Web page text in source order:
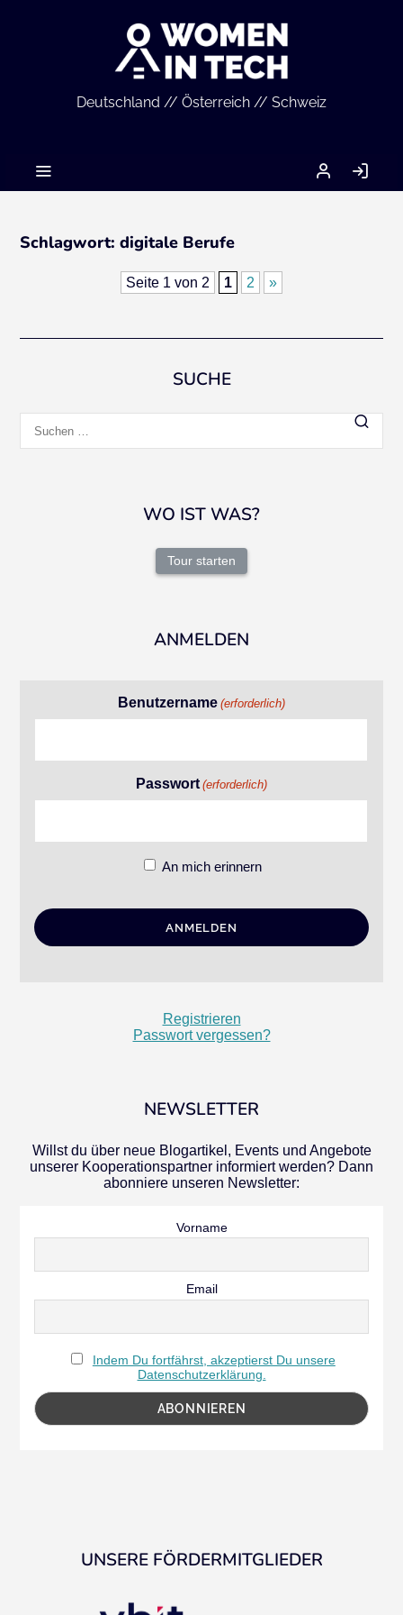
Deutschland // Österreich // Schweiz
MEIN
ACCOUNT
Schlagwort:digitale Berufe
Seite 1 von 2 1 2 »
SUCHE
nach:
WO IST WAS?
Tour starten
ANMELDEN
Benutzername (erforderlich)
Passwort (erforderlich)
An mich erinnern
Registrieren
Passwort vergessen?
NEWSLETTER
Willst du über neue Blogartikel, Events und Angebote
unserer Kooperationspartner informiert werden? Dann
abonniere unseren Newsletter:
Vorname
Email
Indem Du fortfährst, akzeptierst Du unsere
Datenschutzerklärung.
UNSERE FÖRDERMITGLIEDER